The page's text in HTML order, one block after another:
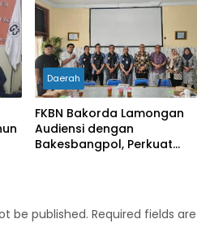
Daerah
FKBN Bakorda Lamongan
Audiensi dengan
Bakesbangpol, Perkuat
be published. Required fields are